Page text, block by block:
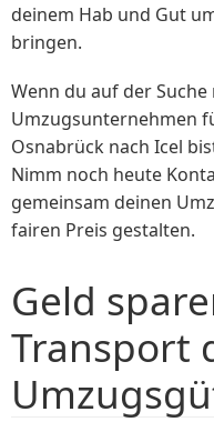
deinem Hab und Gut
bringen.
Wenn du auf der
Umzugsunternehmen
Osnabrück nach Icel
Nimm noch heute
gemeinsam deinen
fairen Preis gestalten.
Geld
Transport